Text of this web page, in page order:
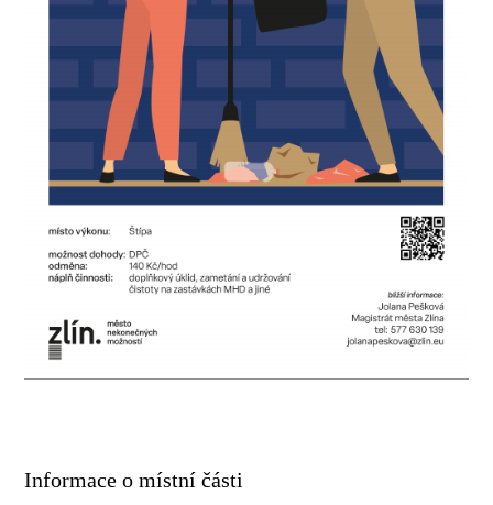
Informace o místní části